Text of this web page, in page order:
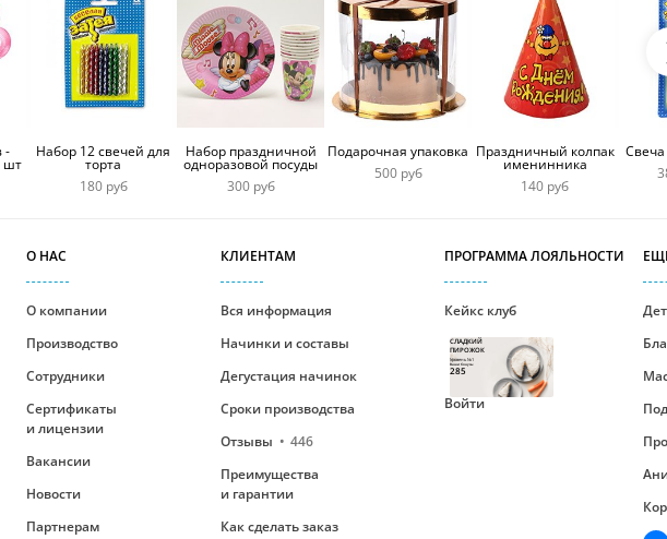
-
шт
Набор 12 свечей для
торта
180 руб
Набор праздничной
одноразовой посуды
300 руб
Подарочная упаковка
500 руб
Праздничный колпак
именинника
140 руб
Свеча
О НАС
О компании
Производство
Сотрудники
Сертификаты
и лицензии
Вакансии
Новости
Партнерам
КЛИЕНТАМ
Вся информация
Начинки и составы
Дегустация начинок
Сроки производства
Отзывы
446
Преимущества
и гарантии
Как сделать заказ
ПРОГРАММА ЛОЯЛЬНОСТИ
Кейкс клуб
СЛАДКИЙ
ПИРОЖОК
Уровень №1
Ваши бонусы
285
Войти